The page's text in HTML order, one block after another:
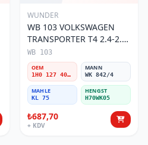
WUNDER
WB 103 VOLKSWAGEN
TRANSPORTER T4 2.4-2.5
MOTOR- CADDY E.M 1H0
127 401 C Yakıt/Mazot
Filtresi
WB 103
OEM
1H0 127 401 C
MANN
WK 842/4
MAHLE
KL 75
HENGST
H70WK05
₺687,70
+ KDV